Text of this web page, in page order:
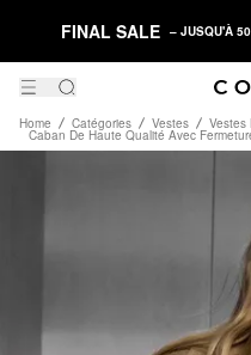
FINAL SALE – JUSQU'À
Home Catégories Vestes Vestes
Caban De Haute Qualité Avec